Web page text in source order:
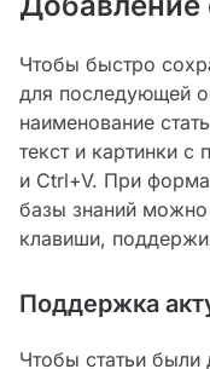
Чтобы быстро
для последующей
наименование
текст и картинки
и Ctrl+V. При
базы знаний
клавиши,
Поддержка
Чтобы статьи были